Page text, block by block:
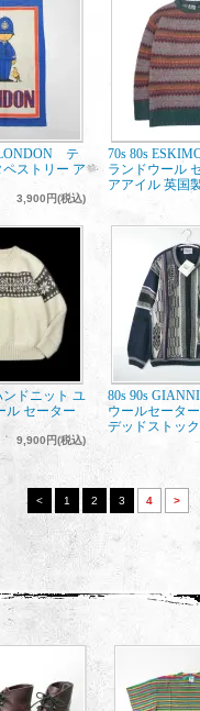
テ
ストリー ア
3,900円(税込)
70s 80s
ランドウール
アアイル 英国
ンドニット ユ
ル セーター
9,900円(税込)
80s 90s
ウールセータ
デッドストック
< 1 2 3 4 >